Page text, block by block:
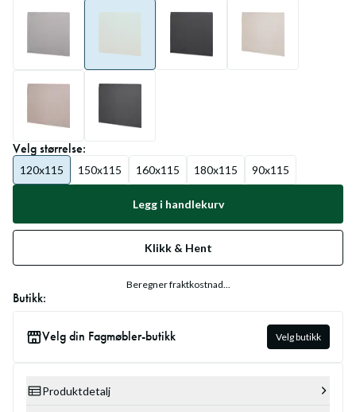
Velgstørrelse:
120x115 150x115 160x115 180x115 90x115
Legg i handlekurv
Klikk & Hent
Beregner fraktkostnad...
Butikk:
Velg din Fagmøbler-butikk Velg butikk
Produktdetalj